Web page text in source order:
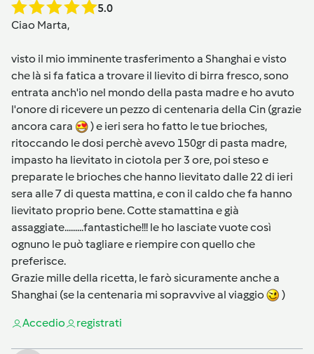
5.0
Ciao Marta,
visto il mio imminente trasferimento a Shanghai e visto
che là si fa fatica a trovare il lievito di birra fresco, sono
entrata anch'io nel mondo della pasta madre e ho avuto
l'onore di ricevere un pezzo di centenaria della Cin (grazie
ancora cara
) e ieri sera ho fatto le tue brioches,
ritoccando le dosi perchè avevo 150gr di pasta madre,
impasto ha lievitato in ciotola per 3 ore, poi steso e
preparate le brioches che hanno lievitato dalle 22 di ieri
sera alle 7 di questa mattina, e con il caldo che fa hanno
lievitato proprio bene. Cotte stamattina e già
assaggiate.........fantastiche!!! le ho lasciate vuote così
ognuno le può tagliare e riempire con quello che
preferisce.
Grazie mille della ricetta, le farò sicuramente anche a
Shanghai (se la centenaria mi sopravvive al viaggio
)
Accedio registrati